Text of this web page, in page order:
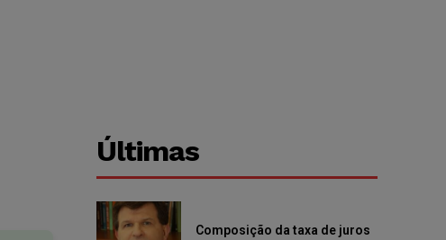
Últimas
Composição da taxa de juros